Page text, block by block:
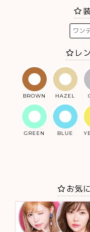
ワン
レ
BROWN HAZEL
GREEN BLUE
お気